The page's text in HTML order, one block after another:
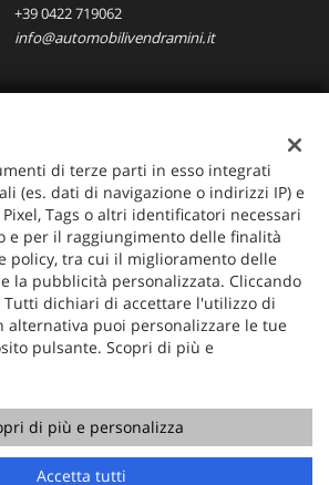
+39 0422 719062
info@automobilivendramini.it
srl
S.r.l., Tutti i diritti
sulla privacy-Cookie Policy
di terze parti in esso integrati
(es. dati di navigazione o indirizzi IP) e
Tags o altri identificatori necessari
e per il raggiungimento delle finalità
policy, tra cui il miglioramento delle
la pubblicità personalizzata. Cliccando
Tutti dichiari di accettare l'utilizzo di
alternativa puoi personalizzare le tue
pulsante. Scopri di più e
di più e personalizza
Accetta tutti